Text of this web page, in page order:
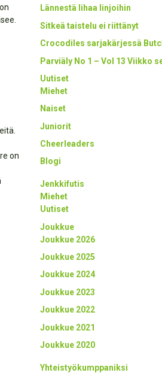
on
Lännestä lihaa linjoihin
Sitkeä taistelu ei riittänyt
Crocodiles sarjakärjessä
Parviäly No 1 – Vol 13 Viikko
Uutiset
Miehet
Naiset
Juniorit
Cheerleaders
Blogi
Jenkkifutis
Miehet
Uutiset
Joukkue
Joukkue 2026
Joukkue 2025
Joukkue 2024
Joukkue 2023
Joukkue 2022
Joukkue 2021
Joukkue 2020
Yhteistyökumppaniksi